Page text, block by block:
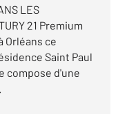
LES
21 Premium
Orléans ce
Saint Paul
compose d'une